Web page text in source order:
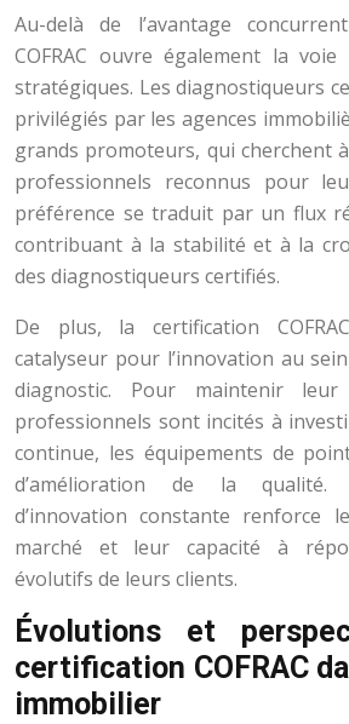
Au-delà de l’avantage
COFRAC ouvre également la
stratégiques. Les diagnostiqueurs
privilégiés par les agences
grands promoteurs, qui cherchent à
professionnels reconnus pour
préférence se traduit par un flux
contribuant à la stabilité et à la
des diagnostiqueurs certifiés.
De plus, la certification
catalyseur pour l’innovation au
diagnostic. Pour maintenir leur
professionnels sont incités à
continue, les équipements de
d’amélioration de la qualité.
d’innovation constante renforce
marché et leur capacité à
évolutifs de leurs clients.
Évolutions et
certification COFRAC
immobilier